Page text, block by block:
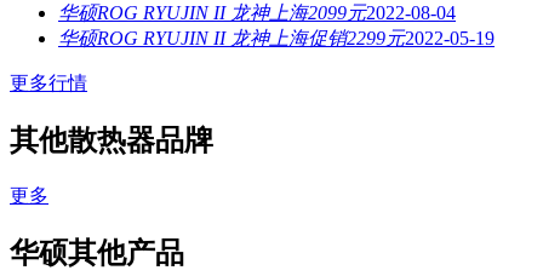
华硕ROG RYUJIN II 龙神上海2099元2022-08-04
华硕ROG RYUJIN II 龙神上海促销2299元2022-05-19
更多行情
其他散热器品牌
更多
华硕其他产品